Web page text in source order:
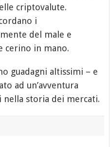
criptovalute.
i
del male e
cerino in mano.
guadagni altissimi – e
ad un’avventura
nella storia dei mercati.